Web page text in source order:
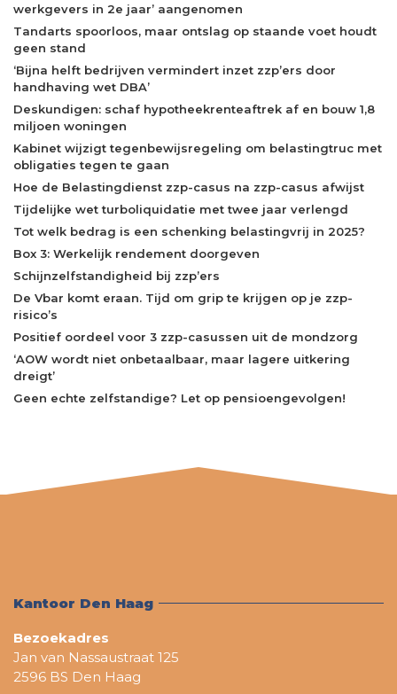
werkgevers in 2e jaar’ aangenomen
Tandarts spoorloos, maar ontslag op staande voet houdt
geen stand
‘Bijna helft bedrijven vermindert inzet zzp’ers door
handhaving wet DBA’
Deskundigen: schaf hypotheekrenteaftrek af en bouw 1,8
miljoen woningen
Kabinet wijzigt tegenbewijsregeling om belastingtruc met
obligaties tegen te gaan
Hoe de Belastingdienst zzp-casus na zzp-casus afwijst
Tijdelijke wet turboliquidatie met twee jaar verlengd
Tot welk bedrag is een schenking belastingvrij in 2025?
Box 3: Werkelijk rendement doorgeven
Schijnzelfstandigheid bij zzp’ers
De Vbar komt eraan. Tijd om grip te krijgen op je zzp-
risico’s
Positief oordeel voor 3 zzp-casussen uit de mondzorg
‘AOW wordt niet onbetaalbaar, maar lagere uitkering
dreigt’
Geen echte zelfstandige? Let op pensioengevolgen!
Kantoor Den Haag
Bezoekadres
Jan van Nassaustraat 125
2596 BS Den Haag